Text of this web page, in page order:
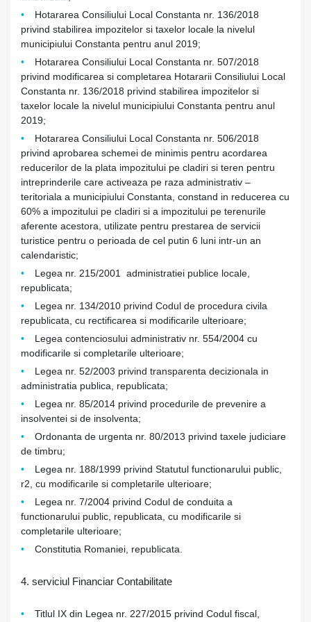
Hotararea Consiliului Local Constanta nr. 136/2018
privind stabilirea impozitelor si taxelor locale la nivelul
municipiului Constanta pentru anul 2019;
Hotararea Consiliului Local Constanta nr. 507/2018
privind modificarea si completarea Hotararii Consiliului Local
Constanta nr. 136/2018 privind stabilirea impozitelor si
taxelor locale la nivelul municipiului Constanta pentru anul
2019;
Hotararea Consiliului Local Constanta nr. 506/2018
privind aprobarea schemei de minimis pentru acordarea
reducerilor de la plata impozitului pe cladiri si teren pentru
intreprinderile care activeaza pe raza administrativ –
teritoriala a municipiului Constanta, constand in reducerea cu
60% a impozitului pe cladiri si a impozitului pe terenurile
aferente acestora, utilizate pentru prestarea de servicii
turistice pentru o perioada de cel putin 6 luni intr-un an
calendaristic;
Legea nr. 215/2001 administratiei publice locale,
republicata;
Legea nr. 134/2010 privind Codul de procedura civila
republicata, cu rectificarea si modificarile ulterioare;
Legea contenciosului administrativ nr. 554/2004 cu
modificarile si completarile ulterioare;
Legea nr. 52/2003 privind transparenta decizionala in
administratia publica, republicata;
Legea nr. 85/2014 privind procedurile de prevenire a
insolventei si de insolventa;
Ordonanta de urgenta nr. 80/2013 privind taxele judiciare
de timbru;
Legea nr. 188/1999 privind Statutul functionarului public,
r2, cu modificarile si completarile ulterioare;
Legea nr. 7/2004 privind Codul de conduita a
functionarului public, republicata, cu modificarile si
completarile ulterioare;
Constitutia Romaniei, republicata.
4. serviciul Financiar Contabilitate
Titlul IX din Legea nr. 227/2015 privind Codul fiscal,